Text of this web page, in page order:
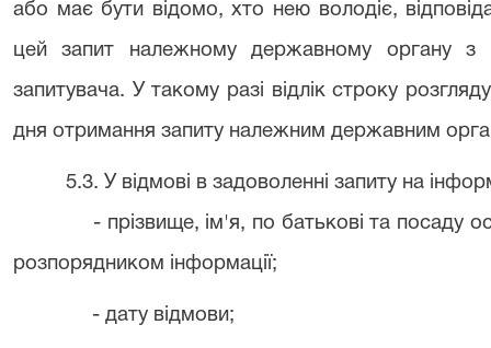
або має бути відомо, хто нею володіє,
цей запит належному державному органу з
запитувача. У такому разі відлік строку
дня отримання запиту належним державним
5.3. У відмові в задоволенні запиту на
- прізвище, ім'я, по батькові та посаду
розпорядником інформації;
- дату відмови;